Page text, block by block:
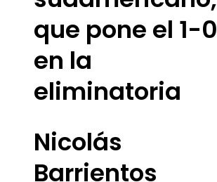
que pone el 1-0
en la
eliminatoria
Nicolás
Barrientos